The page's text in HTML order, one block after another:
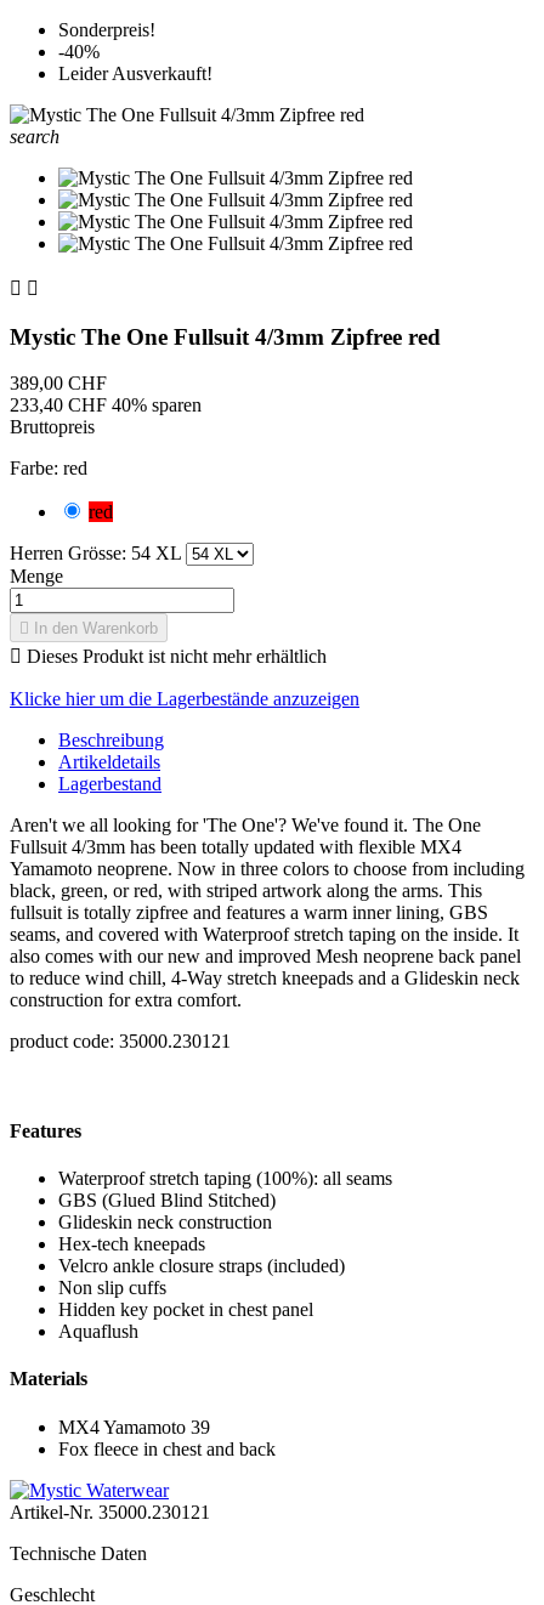
Sonderpreis!
-40%
Leider Ausverkauft!
search
 
Mystic The One Fullsuit 4/3mm Zipfree red
389,00 CHF
233,40 CHF 40% sparen
Bruttopreis
Farbe: red
red
Herren Grösse: 54 XL
Menge
 In den Warenkorb
 Dieses Produkt ist nicht mehr erhältlich
Klicke hier um die Lagerbestände anzuzeigen
Beschreibung
Artikeldetails
Lagerbestand
Aren't we all looking for 'The One'? We've found it. The One
Fullsuit 4/3mm has been totally updated with flexible MX4
Yamamoto neoprene. Now in three colors to choose from including
black, green, or red, with striped artwork along the arms. This
fullsuitis totally zipfree and features a warm inner lining, GBS
seams, and covered with Waterproof stretch taping on the inside. It
also comes with our new and improved Mesh neoprene back panel
to reduce wind chill, 4-Way stretch kneepads and a Glideskin neck
construction for extra comfort.
product code: 35000.230121
Features
Waterproof stretch taping (100%): all seams
GBS (Glued Blind Stitched)
Glideskin neck construction
Hex-tech kneepads
Velcro ankle closure straps (included)
Non slip cuffs
Hidden key pocket in chest panel
Aquaflush
Materials
MX4 Yamamoto 39
Fox fleece in chest and back
Artikel-Nr. 35000.230121
Technische Daten
Geschlecht